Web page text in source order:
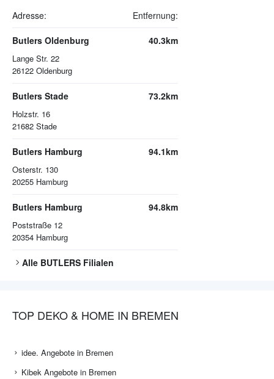
Adresse: Entfernung:
Butlers Oldenburg
Lange Str. 22
26122 Oldenburg
40.3km
Butlers Stade
Holzstr. 16
21682 Stade
73.2km
Butlers Hamburg
Osterstr. 130
20255 Hamburg
94.1km
Butlers Hamburg
Poststraße 12
20354 Hamburg
94.8km
Alle BUTLERS Filialen
TOP DEKO & HOME IN BREMEN
idee. Angebote in Bremen
Kibek Angebote in Bremen